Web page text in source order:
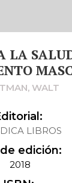
LA
WALT
LIBROS
edición:
2018